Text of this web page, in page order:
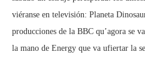
viéranse en televisión: Planeta
producciones de la BBC qu’agora se
la mano de Energy que va ufiertar la